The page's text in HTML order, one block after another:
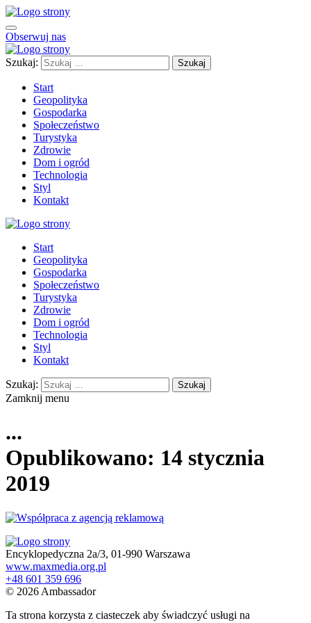
Obserwuj nas
Szukaj:
Start
Geopolityka
Gospodarka
Społeczeństwo
Turystyka
Zdrowie
Dom i ogród
Technologia
Styl
Kontakt
Start
Geopolityka
Gospodarka
Społeczeństwo
Turystyka
Zdrowie
Dom i ogród
Technologia
Styl
Kontakt
Szukaj:
Zamknij menu
...
Opublikowano: 14 stycznia
2019
Encyklopedyczna 2a/3, 01-990 Warszawa
www.maxmedia.org.pl
+48 601 359 696
© 2026 Ambassador
Ta strona korzysta z ciasteczek aby świadczyć usługi na